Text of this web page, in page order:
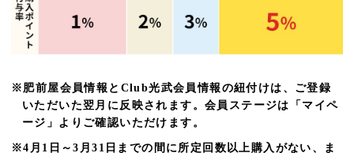
※肥前屋会員情報とClub光武会員情報の紐付けは、ご登録
いただいた翌月に反映されます。会員ステージは「マイペ
ージ」よりご確認いただけます。
※4月1日～3月31日までの間に所定回数以上購入がない、ま